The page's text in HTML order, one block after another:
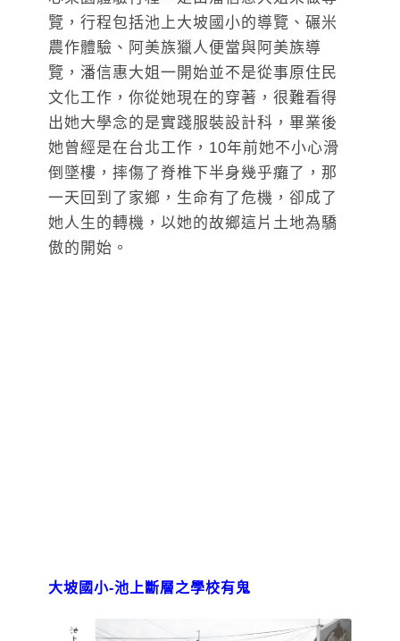
覽，行程包括池上大坡國小的導覽、碾米
農作體驗、阿美族獵人便當與阿美族導
覽，潘信惠大姐一開始並不是從事原住民
文化工作，你從她現在的穿著，很難看得
出她大學念的是實踐服裝設計科，畢業後
她曾經是在台北工作，10年前她不小心滑
倒墜樓，摔傷了脊椎下半身幾乎癱了，那
一天回到了家鄉，生命有了危機，卻成了
她人生的轉機，以她的故鄉這片土地為驕
傲的開始。
大坡國小-池上斷層之學校有鬼